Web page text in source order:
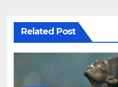
Related Post